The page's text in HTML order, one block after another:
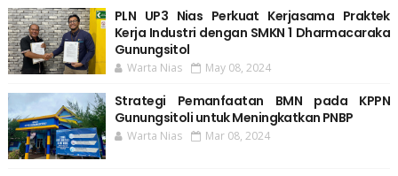
PLN UP3 Nias Perkuat Kerjasama Praktek
Kerja Industri dengan SMKN 1 Dharmacaraka
Gunungsitol
Warta Nias May 08, 2024
Strategi Pemanfaatan BMN pada KPPN
Gunungsitoli untuk Meningkatkan PNBP
Warta Nias Mar 08, 2024